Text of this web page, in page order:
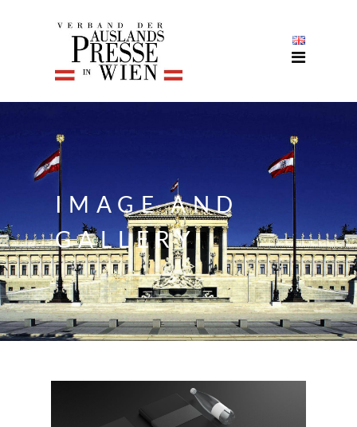
IMAGE AND
GALLERY